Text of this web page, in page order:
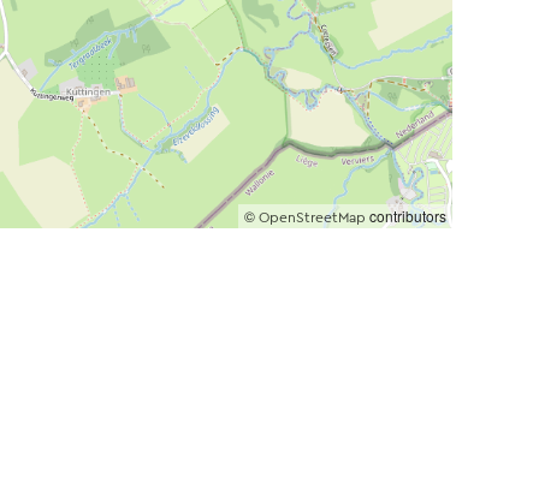
© OpenStreetMap contributors